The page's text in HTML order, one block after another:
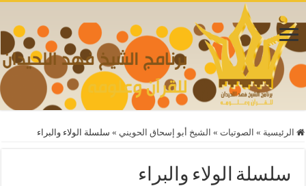
الرئيسية » الصوتيات » الشيخ أبو إسحاق الحويني » سلسلة الولاء والبراء
سلسلة الولاء والبراء